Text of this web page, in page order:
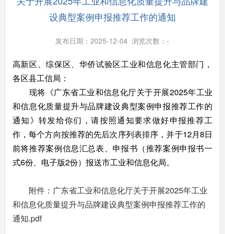
设典型案例申报推荐工作的通知
发布日期：2025-12-04 浏览次数：-
高新区、综保区、华侨试验区工业和信息化主管部门，
各区县工信局：
现将《广东省工业和信息化厅关于开展2025年工业
和信息化质量提升与品牌建设典型案例申报推荐工作的
通知》转发给你们，请按照通知要求做好申报推荐工
作，每个方向按推荐的先后次序列表排序，并于12月8日
前将推荐案例信息汇总表、申报书（推荐案例申报书一
式6份、电子版2份）报送市工业和信息化局。
附件：广东省工业和信息化厅关于开展2025年工业
和信息化质量提升与品牌建设典型案例申报推荐工作的
通知.pdf